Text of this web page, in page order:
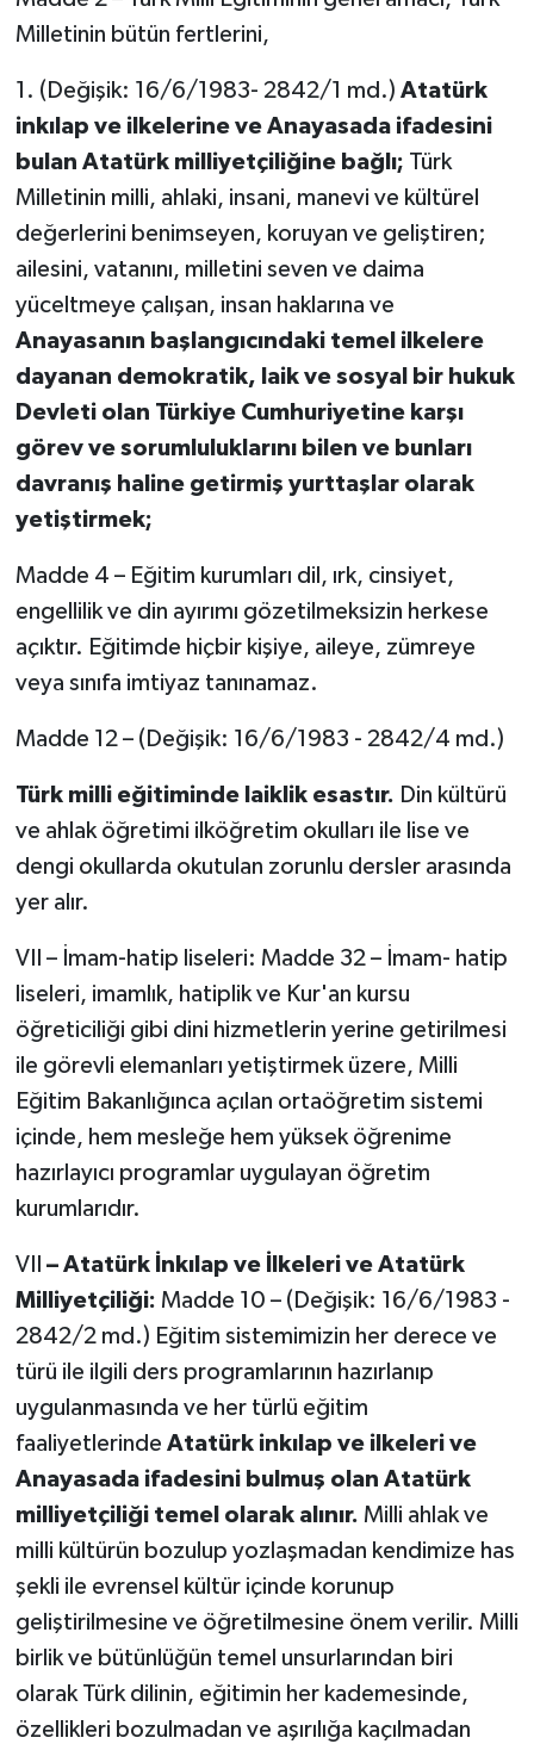
Milletinin bütün fertlerini,
1. (Değişik: 16/6/1983- 2842/1 md.) Atatürk
inkılap ve ilkelerine ve Anayasada ifadesini
bulan Atatürk milliyetçiliğine bağlı; Türk
Milletinin milli, ahlaki, insani, manevi ve kültürel
değerlerini benimseyen, koruyan ve geliştiren;
ailesini, vatanını, milletini seven ve daima
yüceltmeye çalışan, insan haklarına ve
Anayasanın başlangıcındaki temel ilkelere
dayanan demokratik, laik ve sosyal bir hukuk
Devleti olan Türkiye Cumhuriyetine karşı
görev ve sorumluluklarını bilen ve bunları
davranış haline getirmiş yurttaşlar olarak
yetiştirmek;
Madde 4 – Eğitim kurumları dil, ırk, cinsiyet,
engellilik ve din ayırımı gözetilmeksizin herkese
açıktır. Eğitimde hiçbir kişiye, aileye, zümreye
veya sınıfa imtiyaz tanınamaz.
Madde 12 – (Değişik: 16/6/1983 - 2842/4 md.)
Türk milli eğitiminde laiklik esastır. Din kültürü
ve ahlak öğretimi ilköğretim okulları ile lise ve
dengi okullarda okutulan zorunlu dersler arasında
yer alır.
VII – İmam-hatip liseleri: Madde 32 – İmam- hatip
liseleri, imamlık, hatiplik ve Kur'an kursu
öğreticiliği gibi dini hizmetlerin yerine getirilmesi
ile görevli elemanları yetiştirmek üzere, Milli
Eğitim Bakanlığınca açılan ortaöğretim sistemi
içinde, hem mesleğe hem yüksek öğrenime
hazırlayıcı programlar uygulayan öğretim
kurumlarıdır.
VII – Atatürk İnkılap ve İlkeleri ve Atatürk
Milliyetçiliği: Madde 10 – (Değişik: 16/6/1983 -
2842/2 md.) Eğitim sistemimizin her derece ve
türü ile ilgili ders programlarının hazırlanıp
uygulanmasında ve her türlü eğitim
faaliyetlerinde Atatürk inkılap ve ilkeleri ve
Anayasada ifadesini bulmuş olan Atatürk
milliyetçiliği temel olarak alınır. Milli ahlak ve
milli kültürün bozulup yozlaşmadan kendimize has
şekli ile evrensel kültür içinde korunup
geliştirilmesine ve öğretilmesine önem verilir. Milli
birlik ve bütünlüğün temel unsurlarından biri
olarak Türk dilinin, eğitimin her kademesinde,
özellikleri bozulmadan ve aşırılığa kaçılmadan